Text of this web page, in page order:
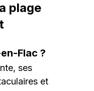
plage
Flac ?
ses
et